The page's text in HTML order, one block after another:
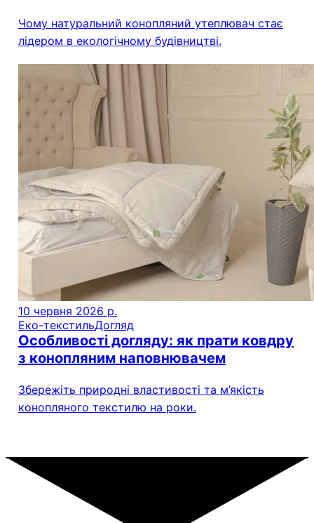
Чому натуральний конопляний утеплювач стає
лідером в екологічному будівництві.
10 червня 2026 р.
Еко-текстильДогляд
Особливості догляду: як прати ковдру
з конопляним наповнювачем
Збережіть природні властивості та м’якість
конопляного текстилю на роки.